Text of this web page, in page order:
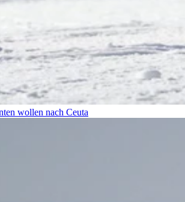
wollen nach Ceuta